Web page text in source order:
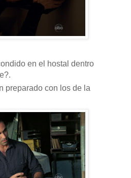
en el hostal dentro
preparado con los de la